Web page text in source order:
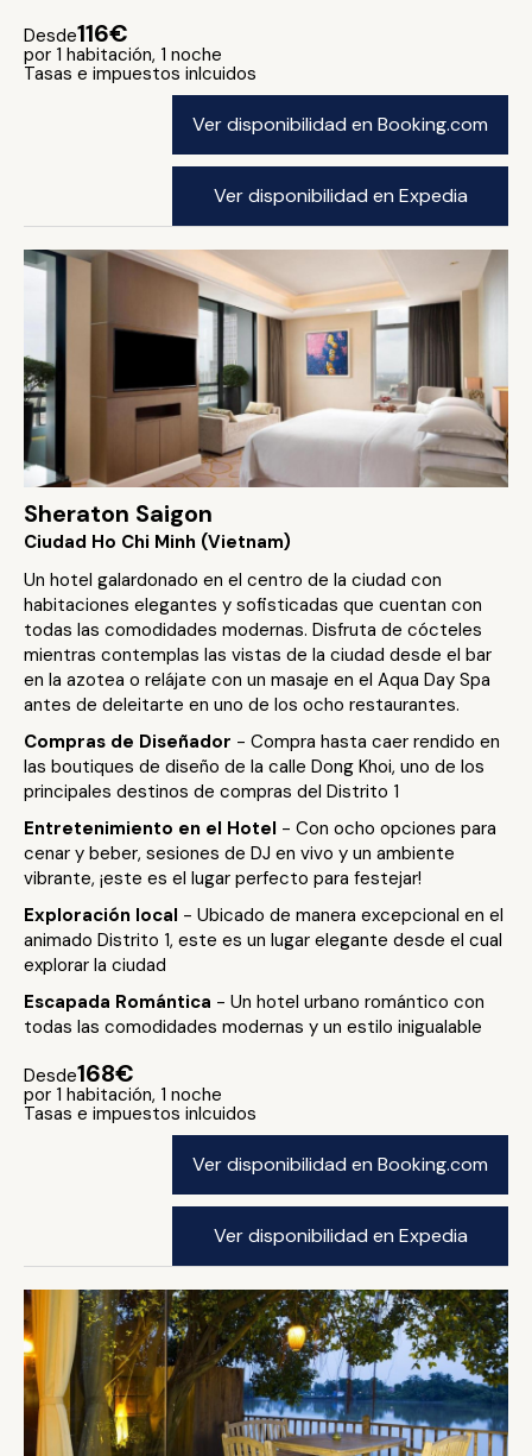
Desde116€
por 1 habitación, 1 noche
Tasas e impuestos inlcuidos
Ver disponibilidad en Booking.com
Ver disponibilidad en Expedia
Sheraton Saigon
Ciudad Ho Chi Minh (Vietnam)
Un hotel galardonado en el centro de la ciudad con
habitaciones elegantes y sofisticadas que cuentan con
todas las comodidades modernas. Disfruta de cócteles
mientras contemplas las vistas de la ciudad desde el bar
en la azotea o relájate con un masaje en el Aqua Day Spa
antes de deleitarte en uno de los ocho restaurantes.
Compras de Diseñador - Compra hasta caer rendido en
las boutiques de diseño de la calle Dong Khoi, uno de los
principales destinos de compras del Distrito 1
Entretenimiento en el Hotel - Con ocho opciones para
cenar y beber, sesiones de DJ en vivo y un ambiente
vibrante, ¡este es el lugar perfecto para festejar!
Exploración local - Ubicado de manera excepcional en el
animado Distrito 1, este es un lugar elegante desde el cual
explorar la ciudad
Escapada Romántica - Un hotel urbano romántico con
todas las comodidades modernas y un estilo inigualable
Desde168€
por 1 habitación, 1 noche
Tasas e impuestos inlcuidos
Ver disponibilidad en Booking.com
Ver disponibilidad en Expedia